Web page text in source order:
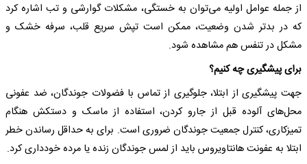
از جمله عوامل اولیه می‌توان به خستگی، مشکلات گوارشی و تب اشاره کرد
که در بدتر شدن وضعیت، ممکن است تپش سریع قلب، سرفه خشک و
مشکل در تنفس هم مشاهده شود.
برای پیشگیری چه کنیم؟
جهت پیشگیری از ابتلا، جلوگیری از تماس با فضولات جوندگان، ضد عفونی
محل‌های آلوده قبل از جارو کردن، استفاده از ماسک و دستکش هنگام
تمیزکاری، کنترل جمعیت جوندگان ضروری است. برای به حداقل رساندن خطر
ابتلا به عفونت هانتاویروس باید از لمس جوندگان زنده یا مرده خودداری کرد.